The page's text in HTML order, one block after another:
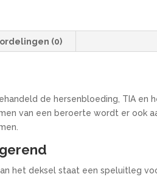
(0)
de hersenbloeding, TIA en
van een beroerte wordt er ook
het deksel staat een speluitleg